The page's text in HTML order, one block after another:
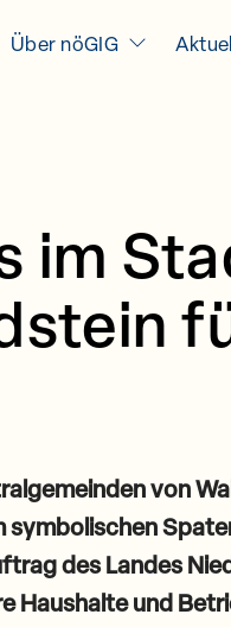
Über nöGIG
im
von
des Landes
Haushalte und